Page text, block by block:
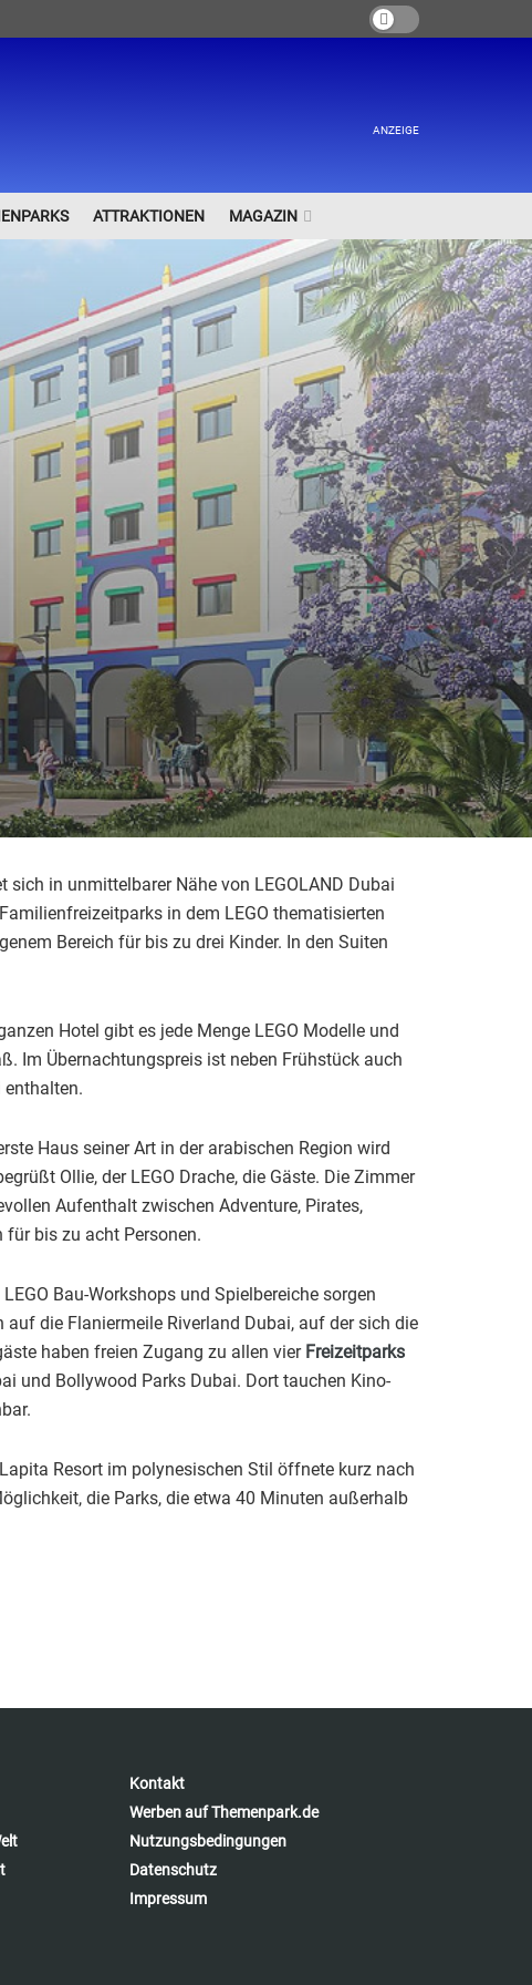
ANZEIGE
ATTRAKTIONEN MAGAZIN
sich in unmittelbarer Nähe von LEGOLAND Dubai
in dem LEGO thematisierten
Bereich für bis zu drei Kinder. In den Suiten
Hotel gibt es jede Menge LEGO Modelle und
Im Übernachtungspreis ist neben Frühstück auch
enthalten.
Haus seiner Art in der arabischen Region wird
Ollie, der LEGO Drache, die Gäste. Die Zimmer
Aufenthalt zwischen Adventure, Pirates,
für bis zu acht Personen.
Bau-Workshops und Spielbereiche sorgen
die Flaniermeile Riverland Dubai, auf der sich die
haben freien Zugang zu allen vier Freizeitparks
und Bollywood Parks Dubai. Dort tauchen Kino-
Resort im polynesischen Stil öffnete kurz nach
die Parks, die etwa 40 Minuten außerhalb
Kontakt
Werben auf Themenpark.de
Nutzungsbedingungen
Datenschutz
Impressum